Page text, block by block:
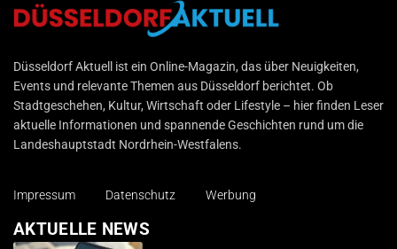
Düsseldorf Aktuell
Düsseldorf Aktuell ist ein Online-Magazin, das über Neuigkeiten,
Events und relevante Themen aus Düsseldorf berichtet. Ob
Stadtgeschehen, Kultur, Wirtschaft oder Lifestyle – hier finden Leser
aktuelle Informationen und spannende Geschichten rund um die
Landeshauptstadt Nordrhein-Westfalens.
Impressum Datenschutz Werbung
AKTUELLE NEWS